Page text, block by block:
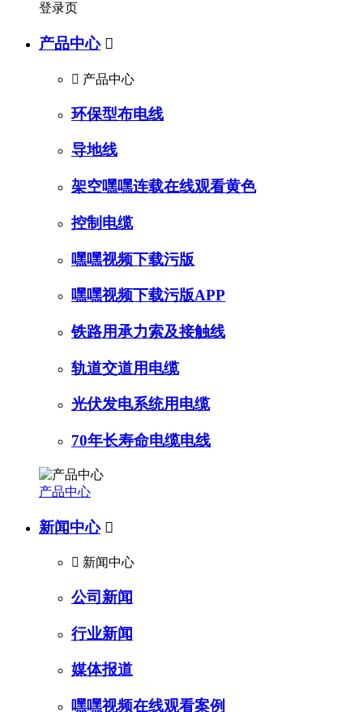
登录页
产品中心 
 产品中心
环保型布电线
导地线
架空嘿嘿连载在线观看黄色
控制电缆
嘿嘿视频下载污版
嘿嘿视频下载污版APP
铁路用承力索及接触线
轨道交道用电缆
光伏发电系统用电缆
70年长寿命电缆电线
产品中心
新闻中心 
 新闻中心
公司新闻
行业新闻
媒体报道
嘿嘿视频在线观看案例